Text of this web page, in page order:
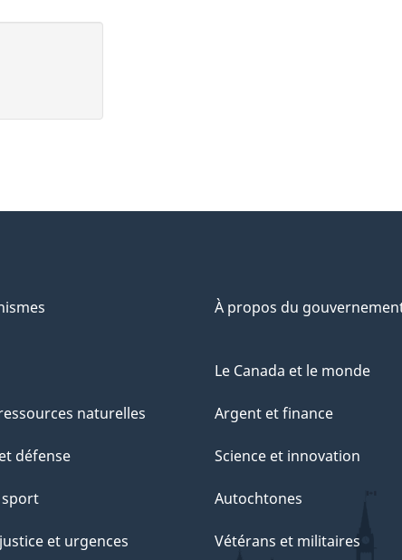
À propos du
naturelles
défense
et urgences
Le Canada et le monde
Argent et finance
Science et innovation
Autochtones
Vétérans et militaires